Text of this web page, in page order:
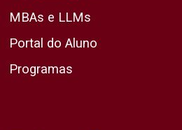
MBAs e LLMs
Portal do Aluno
Programas